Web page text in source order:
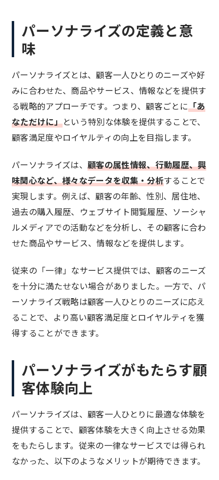
パーソナライズの定義と意
味
パーソナライズとは、顧客一人ひとりのニーズや好
みに合わせた、商品やサービス、情報などを提供す
る戦略的アプローチです。つまり、顧客ごとに「あ
なただけに」という特別な体験を提供することで、
顧客満足度やロイヤルティの向上を目指します。
パーソナライズは、顧客の属性情報、行動履歴、興
味関心など、様々なデータを収集・分析することで
実現します。例えば、顧客の年齢、性別、居住地、
過去の購入履歴、ウェブサイト閲覧履歴、ソーシャ
ルメディアでの活動などを分析し、その顧客に合わ
せた商品やサービス、情報などを提供します。
従来の「一律」なサービス提供では、顧客のニーズ
を十分に満たせない場合がありました。一方で、パ
ーソナライズ戦略は顧客一人ひとりのニーズに応え
ることで、より高い顧客満足度とロイヤルティを獲
得することができます。
パーソナライズがもたらす顧
客体験向上
パーソナライズは、顧客一人ひとりに最適な体験を
提供することで、顧客体験を大きく向上させる効果
をもたらします。従来の一律なサービスでは得られ
なかった、以下のようなメリットが期待できます。